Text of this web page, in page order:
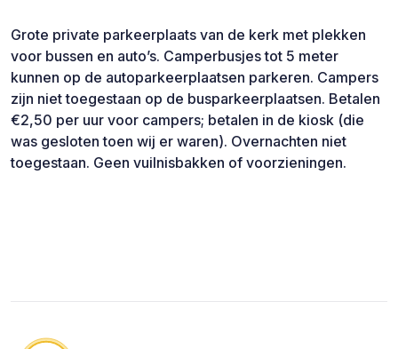
Grote private parkeerplaats van de kerk met plekken
voor bussen en auto’s. Camperbusjes tot 5 meter
kunnen op de autoparkeerplaatsen parkeren. Campers
zijn niet toegestaan op de busparkeerplaatsen. Betalen
€2,50 per uur voor campers; betalen in de kiosk (die
was gesloten toen wij er waren). Overnachten niet
toegestaan. Geen vuilnisbakken of voorzieningen.